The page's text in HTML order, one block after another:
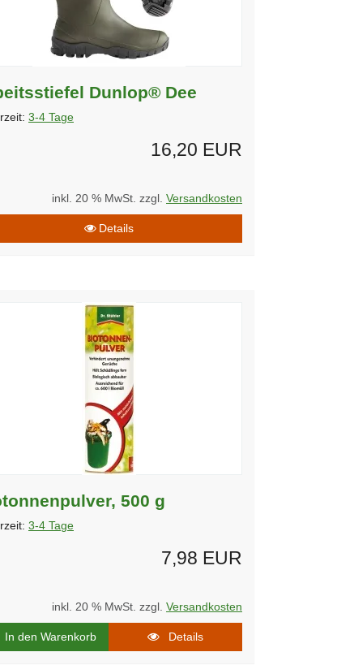
Dunlop® Dee
3-4 Tage
16,20 EUR
inkl. 20 % MwSt. zzgl. Versandkosten
Details
500 g
3-4 Tage
7,98 EUR
inkl. 20 % MwSt. zzgl. Versandkosten
den Warenkorb Details